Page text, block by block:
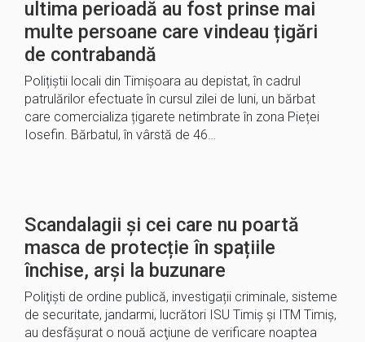
ultima perioadă au fost prinse mai
multe persoane care vindeau țigări
de contrabandă
Polițiștii locali din Timișoara au depistat, în cadrul
patrulărilor efectuate în cursul zilei de luni, un bărbat
care comercializa țigarete netimbrate în zona Pieței
Iosefin. Bărbatul, în vârstă de 46…
Scandalagii și cei care nu poartă
masca de protecție în spațiile
închise, arși la buzunare
Poliţişti de ordine publică, investigații criminale, sisteme
de securitate, jandarmi, lucrători ISU Timiș și ITM Timiș,
au desfăşurat o nouă acţiune de verificare noaptea